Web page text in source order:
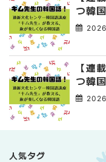
つ韓
4】
【連
つ韓
3】
人気タグ